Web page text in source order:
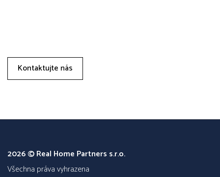
Kontaktujte nás
2026 © Real Home Partners s.r.o.
všechna práva vyhrazena